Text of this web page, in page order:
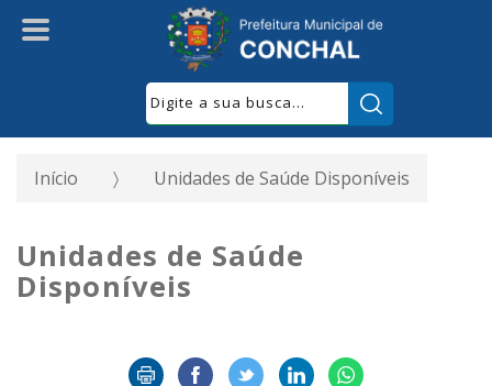
Início Unidades de Saúde Disponíveis
Unidades de Saúde
Disponíveis